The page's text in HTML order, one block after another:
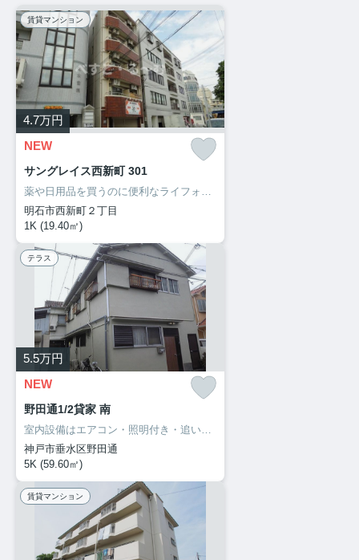
賃貸マンション
4.7万円
NEW
サングレイス西新町 301
薬や日用品を買うのに便利なライフォート明石新明店まで488mです。室内設備はエアコン・ネット使用料不要・BSなどが揃っているので、快適に過ごしやすいお部屋になります。魅力も多い賃貸物件はいかがでしょうか。明石市での暮らしを、サポートホームサービスからスタートさせましょう。お電話でのご連絡なら078-913-0002からどうぞ。お待ちしてます。
明石市西新町２丁目
1K (19.40㎡)
テラス
5.5万円
NEW
野田通1/2貸家 南
室内設備はエアコン・照明付き・追い焚きなど豊富に揃っており、過ごしやすいお部屋になっております。新しい日々を送るにふさわしい、きれいな室内です。大きなおもちゃも置けるお子さんに嬉しい広々空間をもつお住まい。誰もが憧れる甘い生活は新婚さん向けになっております。快適な生活は心に余裕を与えてくれます。楽しくゆとりある生活をお求めなら、当社が条件に合った住まい探しを全力でサポートいたします(^_^)
神戸市垂水区野田通
5K (59.60㎡)
賃貸マンション